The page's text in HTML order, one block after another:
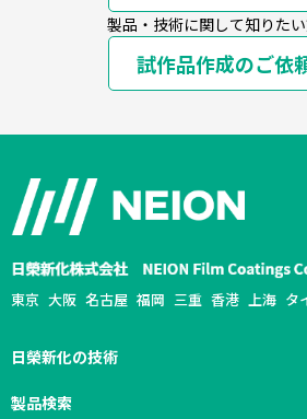
試作品作成のご依
製品・技術に関して知りた
東京 大阪 名古屋 福岡 三重 香港 上海 タ
日榮新化の技術
製品検索